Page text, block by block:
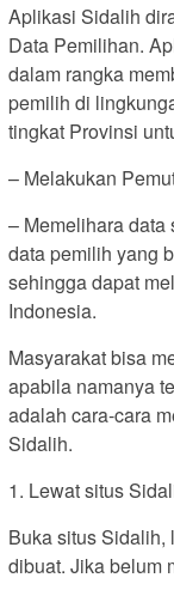
Aplikasi Sidalih
Data Pemilihan.
dalam rangka
pemilih di
tingkat Provinsi
– Melakukan
– Memelihara
data pemilih yang
sehingga dapat
Indonesia.
Masyarakat bisa
apabila namanya
adalah cara-cara
Sidalih.
1. Lewat situs
Buka situs Sidalih,
dibuat. Jika belum